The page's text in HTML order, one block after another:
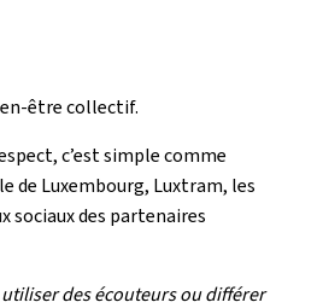
être collectif.
c’est simple comme
de Luxembourg, Luxtram, les
sociaux des partenaires
des écouteurs ou différer